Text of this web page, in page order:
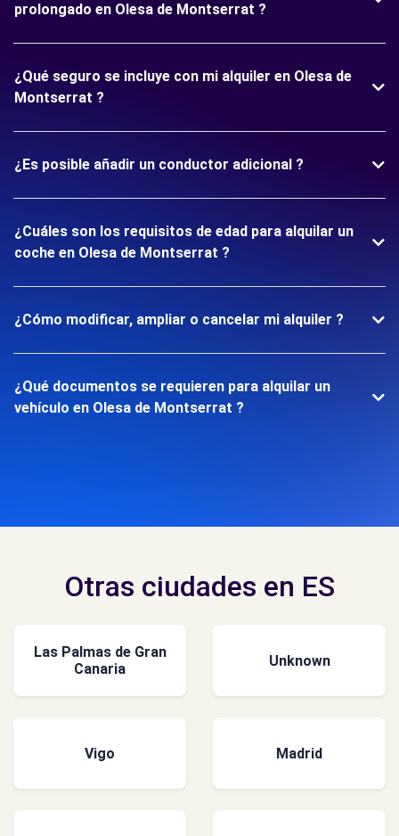
prolongado en Olesa de Montserrat ?
¿Qué seguro se incluye con mi alquiler en Olesa de
Montserrat ?
¿Es posible añadir un conductor adicional ?
¿Cuáles son los requisitos de edad para alquilar un
coche en Olesa de Montserrat ?
¿Cómo modificar, ampliar o cancelar mi alquiler ?
¿Qué documentos se requieren para alquilar un
vehículo en Olesa de Montserrat ?
Otras ciudades en ES
Las Palmas de Gran
Canaria
Unknown
Vigo Madrid